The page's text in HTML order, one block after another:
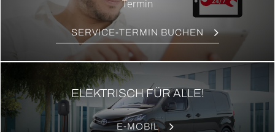
Ter­min
SER­VICE-TER­MIN BUCHEN
ELEK­TRISCH FÜR ALLE!
E‑MOBIL